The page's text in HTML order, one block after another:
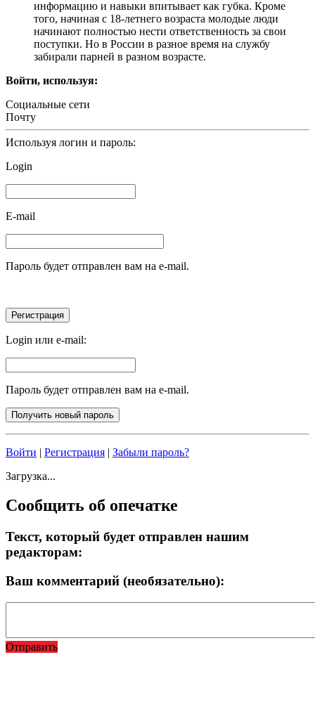
информацию и навыки впитывает как губка. Кроме
того, начиная с 18-летнего возраста молодые люди
начинают полностью нести ответственность за свои
поступки. Но в России в разное время на службу
забирали парней в разном возрасте.
Войти, используя:
Социальные сети
Почту
Используя логин и пароль:
Login
E-mail
Пароль будет отправлен вам на e-mail.
Login или e-mail:
Пароль будет отправлен вам на e-mail.
Войти | Регистрация | Забыли пароль?
Загрузка...
Сообщить об опечатке
Текст, который будет отправлен нашим
редакторам:
Ваш комментарий (необязательно):
Отправить